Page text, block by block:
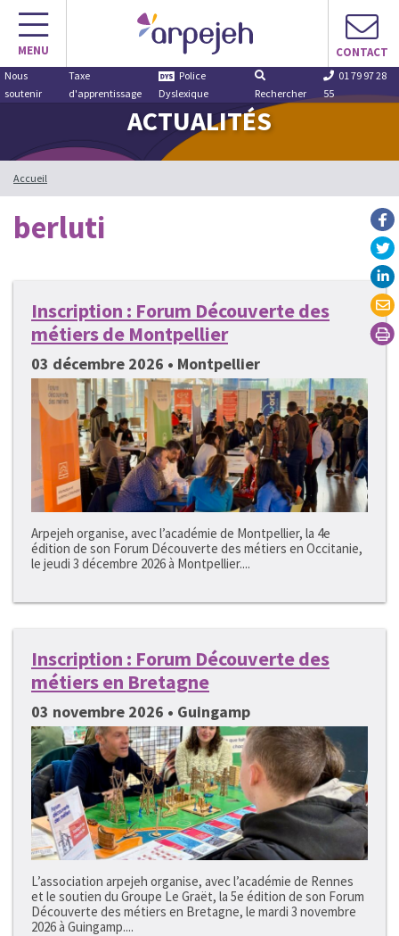
Aller
contenu
MENU CONTACT
Nous
soutenir
Taxe
d'apprentissage
Police
Dyslexique
Rechercher
01 79 97 28
55
ACTUALITÉS
Accueil
berluti
Inscription : Forum Découverte des
métiers de Montpellier
03 décembre 2026 • Montpellier
Arpejeh organise, avec l’académie de Montpellier, la 4e
édition de son Forum Découverte des métiers en Occitanie,
le jeudi 3 décembre 2026 à Montpellier....
Inscription : Forum Découverte des
métiers en Bretagne
03 novembre 2026 • Guingamp
L’association arpejeh organise, avec l’académie de Rennes
et le soutien du Groupe Le Graët, la 5e édition de son Forum
Découverte des métiers en Bretagne, le mardi 3 novembre
2026 à Guingamp....